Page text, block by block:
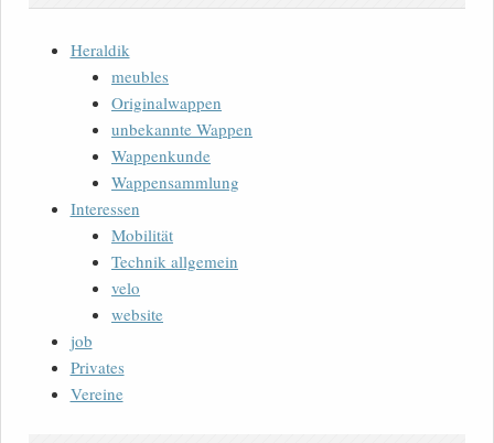
Heraldik
meubles
Originalwappen
unbekannte Wappen
Wappenkunde
Wappensammlung
Interessen
Mobilität
Technik allgemein
velo
website
job
Privates
Vereine